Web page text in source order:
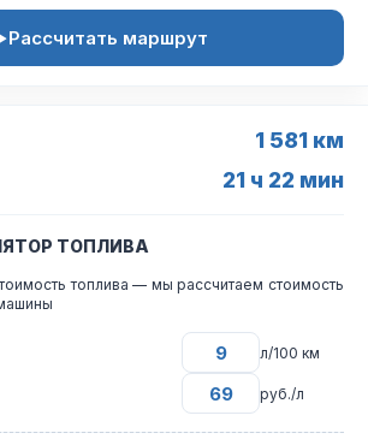
Рассчитать маршрут
1 581 км
21 ч 22 мин
ТОПЛИВА
топлива — мы рассчитаем стоимость
л/100 км
руб./л